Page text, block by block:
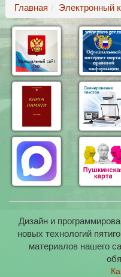
Главная Электронный
Дизайн и
новых технологий
материалов нашего